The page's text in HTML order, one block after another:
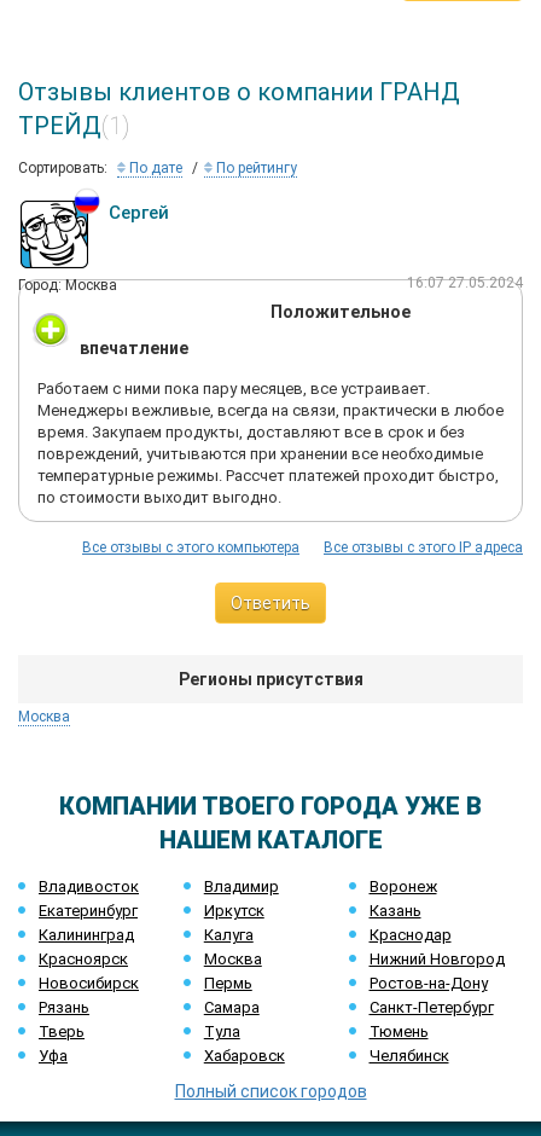
Отзывы клиентов о компании ГРАНД
ТРЕЙД(1)
Сортировать: По дате По рейтингу
Сергей
Город: Москва 16:07 27.05.2024
Положительное
впечатление
Работаем с ними пока пару месяцев, все устраивает.
Менеджеры вежливые, всегда на связи, практически в любое
время. Закупаем продукты, доставляют все в срок и без
повреждений, учитываются при хранении все необходимые
температурные режимы. Рассчет платежей проходит быстро,
по стоимости выходит выгодно.
Все отзывы с этого IP адреса
Все отзывы с этого компьютера
Ответить
Регионы присутствия
Москва
КОМПАНИИ ТВОЕГО ГОРОДА УЖЕ В
НАШЕМ КАТАЛОГЕ
Владивосток Владимир
Воронеж
Екатеринбург
Иркутск
Казань
Калининград
Калуга
Краснодар
Красноярск
Москва
Нижний Новгород
Новосибирск
Пермь
Ростов-на-Дону
Рязань
Самара
Санкт-Петербург
Тверь
Тула
Тюмень
Уфа
Хабаровск Челябинск
Полный список городов